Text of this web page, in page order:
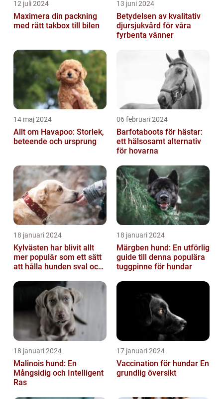
12 juli 2024
Maximera din packning
med rätt takbox till bilen
13 juni 2024
Betydelsen av kvalitativ
djursjukvård för våra
fyrbenta vänner
14 maj 2024
Allt om Havapoo: Storlek,
beteende och ursprung
06 februari 2024
Barfotaboots för hästar:
ett hälsosamt alternativ
för hovarna
18 januari 2024
Kylvästen har blivit allt
mer populär som ett sätt
att hålla hunden sval och
väde...
18 januari 2024
Märgben hund: En utförlig
guide till denna populära
tuggpinne för hundar
18 januari 2024
Malinois hund: En
Mångsidig och Intelligent
Ras
17 januari 2024
Vaccination för hundar En
grundlig översikt